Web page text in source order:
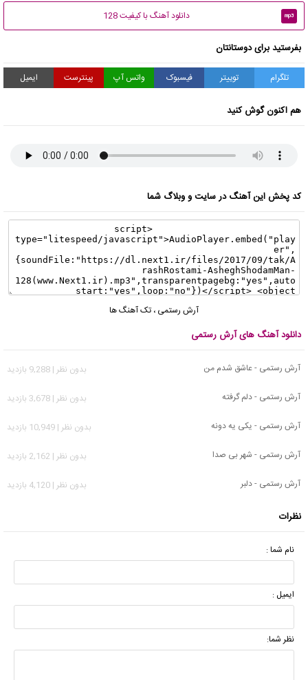
mp3 دانلود آهنگ با کیفیت 128
بفرستید برای دوستانتان
تلگرام توییتر فیسبوک واتس آپ پینترست ایمیل
هم اکنون گوش کنید
کد پخش این آهنگ در سایت و وبلاگ شما
آرش رستمی ، تک آهنگ ها
دانلود آهنگ های آرش رستمی
آرش رستمی - عاشق شدم من
بدون نظر | 9,288 بازدید
آرش رستمی - دلم گرفته
بدون نظر | 3,678 بازدید
آرش رستمی - یکی یه دونه
بدون نظر | 10,949 بازدید
آرش رستمی - شهر بی صدا
بدون نظر | 2,162 بازدید
آرش رستمی - دلبر
بدون نظر | 4,120 بازدید
نظرات
نام شما :
ایمیل :
نظر شما: